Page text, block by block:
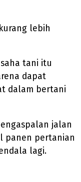
lebih
tani itu
dapat
dalam bertani
jalan
panen pertanian
lagi.